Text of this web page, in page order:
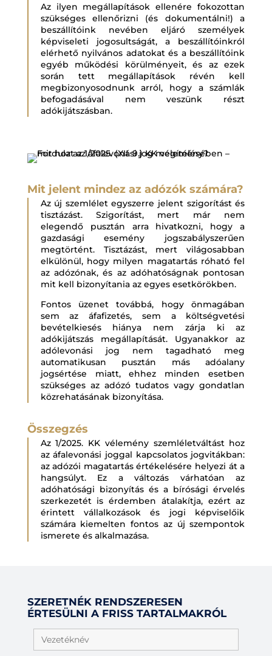
Az ilyen megállapítások ellenére fokozottan
szükséges ellenőrizni (és dokumentálni!) a
beszállítóink nevében eljáró személyek
képviseleti jogosultságát, a beszállítóinkról
elérhető nyilvános adatokat és a beszállítóink
egyéb működési körülményeit, és az ezek
során tett megállapítások révén kell
megbizonyosodnunk arról, hogy a számlák
befogadásával nem veszünk részt
adókijátszásban.
Mit jelent mindez az adózók számára?
Az új szemlélet egyszerre jelent szigorítást és
tisztázást. Szigorítást, mert már nem
elegendő pusztán arra hivatkozni, hogy a
gazdasági esemény jogszabályszerűen
megtörtént. Tisztázást, mert világosabban
elkülönül, hogy milyen magatartás róható fel
az adózónak, és az adóhatóságnak pontosan
mit kell bizonyítania az egyes esetkörökben.
Fontos üzenet továbbá, hogy önmagában
sem az áfafizetés, sem a költségvetési
bevételkiesés hiánya nem zárja ki az
adókijátszás megállapítását. Ugyanakkor az
adólevonási jog nem tagadható meg
automatikusan pusztán más adóalany
jogsértése miatt, ehhez minden esetben
szükséges az adózó tudatos vagy gondatlan
közrehatásának bizonyítása.
Összegzés
Az 1/2025. KK vélemény szemléletváltást hoz
az áfalevonási joggal kapcsolatos jogvitákban:
az adózói magatartás értékelésére helyezi át a
hangsúlyt. Ez a változás várhatóan az
adóhatósági bizonyítás és a bírósági érvelés
szerkezetét is érdemben átalakítja, ezért az
érintett vállalkozások és jogi képviselőik
számára kiemelten fontos az új szempontok
ismerete és alkalmazása.
SZERETNÉK RENDSZERESEN
ÉRTESÜLNI A FRISS TARTALMAKRÓL